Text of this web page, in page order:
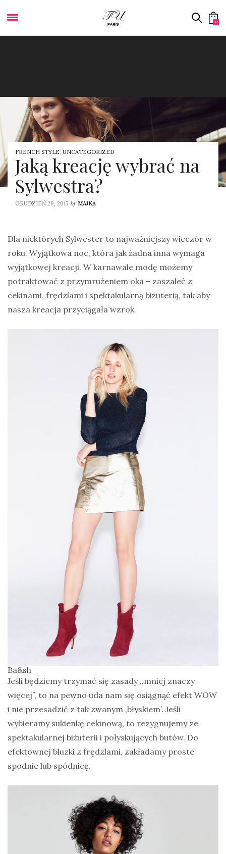
0
FRENCH STYLE, UNCATEGORIZED
Jaką kreację wybrać na
Sylwestra?
GRUDZIEŃ 29, 2017 by MAJKA
Dla niektórych Sylwester to najważniejszy wieczór w
roku. Wyjątkowa noc, która jak żadna inna wymaga
wyjątkowej kreacji. W karnawale modę możemy
potraktować z przymrużeniem oka – zaszaleć z
cekinami, frędzlami i spektakularną biżuterią, tak aby
nasza kreacja przyciągała wzrok.
Ba&sh
Jeśli będziemy trzymać się zasady ,,mniej znaczy
więcej”, to na pewno uda nam się osiągnąć efekt WOW
i nie przesadzić z tak zwanym ‚błyskiem’. Jeśli
wybieramy sukienkę cekinową, to rezygnujemy ze
spektakularnej biżuterii i połyskujących butów. Do
efektownej bluzki z frędzlami, zakładamy proste
spodnie lub spódnicę.